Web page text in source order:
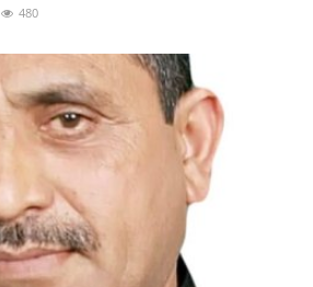
480